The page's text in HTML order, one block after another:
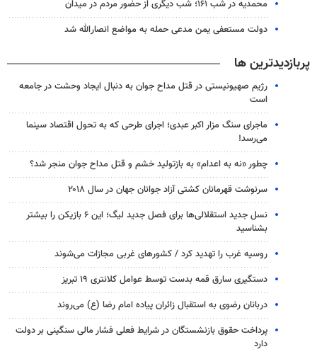
محمدیه در شب ۱۶۱؛ شب دیگری از حضور مردم در میدان
دولت مستعفی یمن مدعی حمله به مواضع انصارالله شد
پربازدیدترین ها
رژیم صهیونیستی در قتل مداح جوان به دنبال ایجاد وحشت در جامعه
است
ماجرای سنگ مزار اکبر عبدی؛ اجرای طرحی که به تحول اقتصاد سینما
می‌رسد!
چطور «نه به اعدام» به بازتولید خشم و قتل مداح جوان منجر شد؟
سرنوشت قهرمانان کشتی آزاد جوانان جهان در سال ۲۰۱۸
نسل جدید استقلالی‌ها برای فصل جدید لیگ؛ این ۶ بازیکن را بیشتر
بشناسید
روسیه غرب را تهدید کرد / کشورهای غربی مجازات می‌شوند
دستگیری سارق قمه بدست توسط عوامل کلانتری ۱۹ تبریز
دربانان رضوی به استقبال زائران پیاده امام رضا (ع) می‌روند
پرداخت حقوق بازنشستگان در شرایط فعلی فشار مالی سنگینی بر دولت
دارد